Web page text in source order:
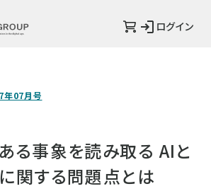
ログイン
年07月号
る事象を読み取る AIと
関する問題点とは